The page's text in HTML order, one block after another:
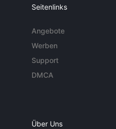
Seitenlinks
Angebote
Werben
Support
DMCA
Über Uns